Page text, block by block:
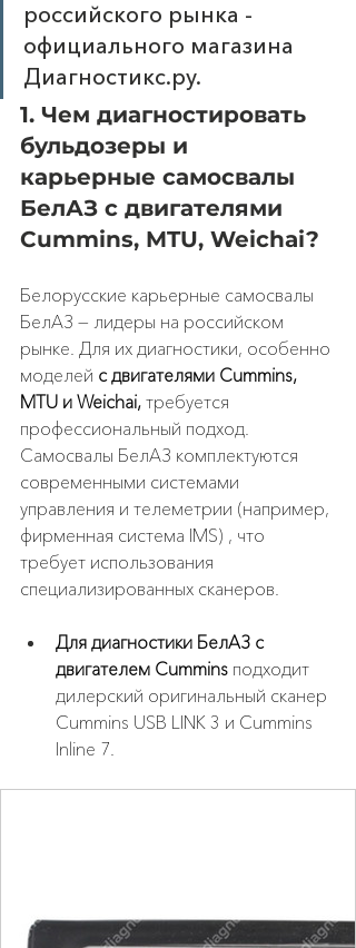
российского рынка -
официального магазина
Диагностикс.ру.
1. Чем диагностировать
бульдозеры и
карьерные самосвалы
БелАЗ с двигателями
Cummins, MTU, Weichai?
Белорусские карьерные самосвалы
БелАЗ — лидеры на российском
рынке. Для их диагностики, особенно
моделей с двигателями Cummins,
MTU и Weichai, требуется
профессиональный подход.
Самосвалы БелАЗ комплектуются
современными системами
управления и телеметрии (например,
фирменная система IMS) , что
требует использования
специализированных сканеров.
Для диагностики БелАЗ с
двигателем Cummins подходит
дилерский оригинальный сканер
Cummins USB LINK 3 и Cummins
Inline 7.